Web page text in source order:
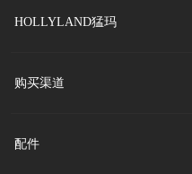
HOLLYLAND猛玛
购买渠道
配件